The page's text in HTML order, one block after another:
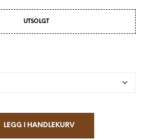
UTSOLGT
LEGG I HANDLEKURV